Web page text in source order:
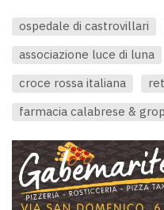
ospedale di castrovillari
associazione luce di luna
croce rossa italiana
farmacia calabrese &